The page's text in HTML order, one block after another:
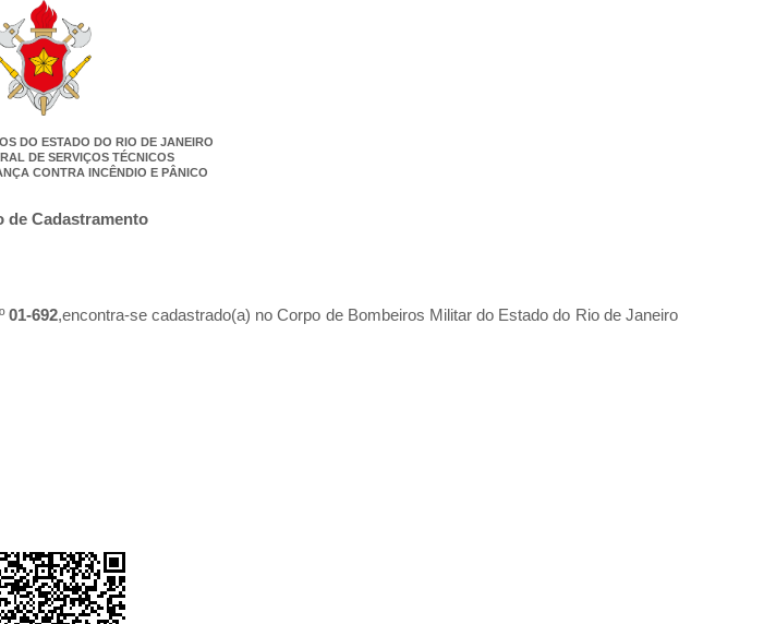
DO ESTADO DO RIO DE JANEIRO
DE SERVIÇOS TÉCNICOS
CONTRA INCÊNDIO E PÂNICO
de Cadastramento
01-692,encontra-se cadastrado(a) no Corpo de Bombeiros Militar do Estado do Rio de Janeiro